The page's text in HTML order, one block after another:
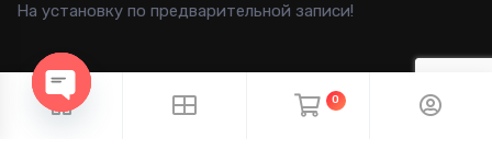
На установку по предварительной записи!
0